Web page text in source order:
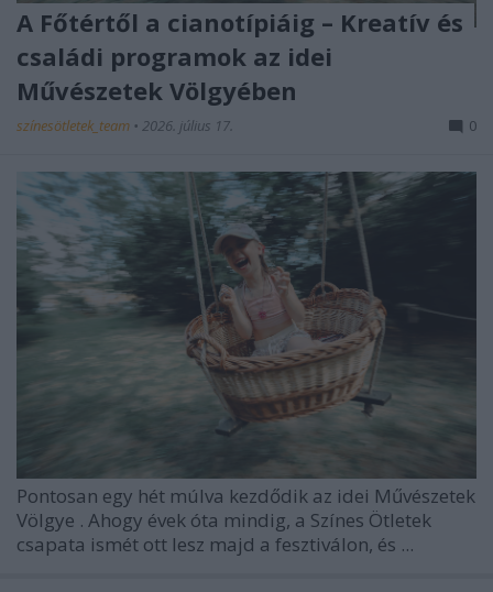
A Főtértől a cianotípiáig – Kreatív és
családi programok az idei
Művészetek Völgyében
színesötletek_team • 2026. július 17. 0
Pontosan egy hét múlva kezdődik az idei Művészetek
Völgye . Ahogy évek óta mindig, a Színes Ötletek
csapata ismét ott lesz majd a fesztiválon, és ...